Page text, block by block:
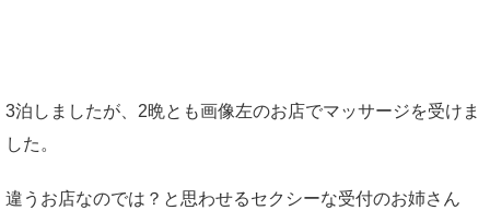
3泊しましたが、2晩とも画像左のお店でマッサージを受けま
した。
違うお店なのでは？と思わせるセクシーな受付のお姉さん